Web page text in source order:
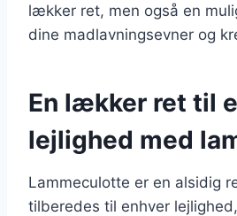
lækker ret, men også en
dine madlavningsevner og
En lækker ret til
lejlighed med
Lammeculotte er en alsidig
tilberedes til enhver